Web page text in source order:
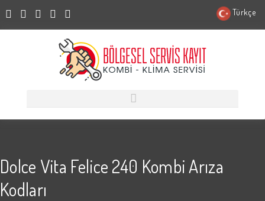
Türkçe
Dolce Vita Felice 240 Kombi Arıza
Kodları